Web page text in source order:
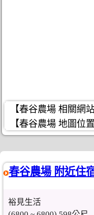
【春谷農場 相關網站
【春谷農場 地圖位置
春谷農場 附近住
裕見生活